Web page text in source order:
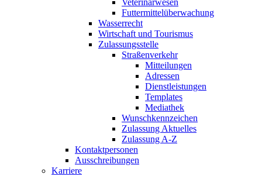
Veterinärwesen
Futtermittelüberwachung
Wasserrecht
Wirtschaft und Tourismus
Zulassungsstelle
Straßenverkehr
Mitteilungen
Adressen
Dienstleistungen
Templates
Mediathek
Wunschkennzeichen
Zulassung Aktuelles
Zulassung A-Z
Kontaktpersonen
Ausschreibungen
Karriere